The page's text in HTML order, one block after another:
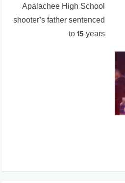
Apalachee High School
shooter’s father sentenced
to 15 years